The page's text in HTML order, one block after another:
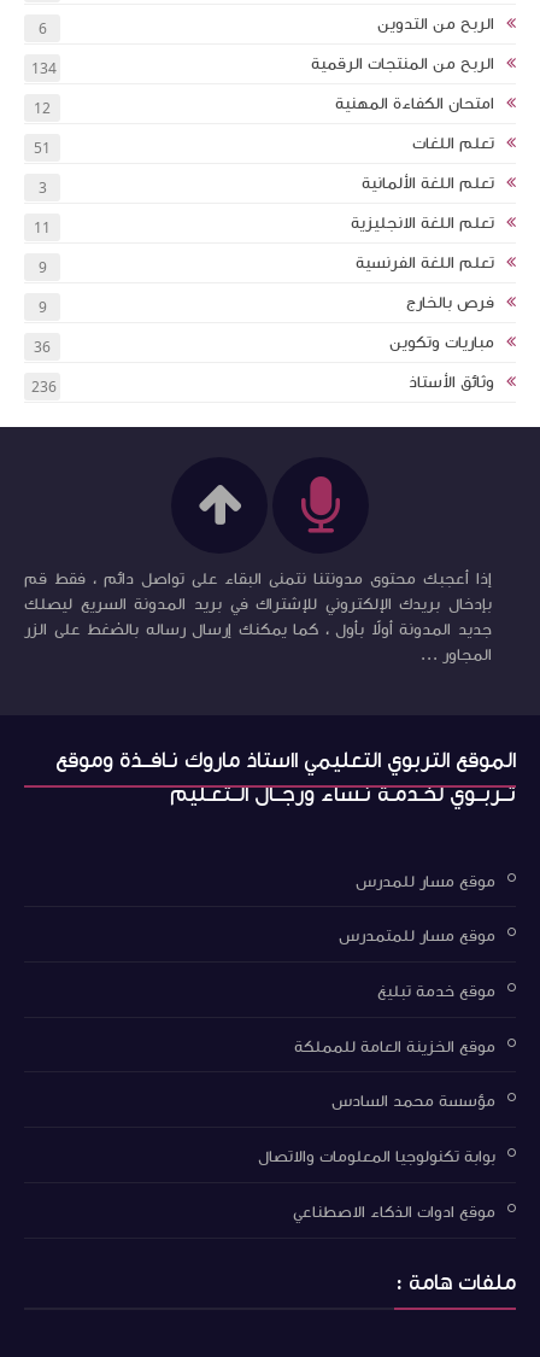
الربح من التدوين 6
الربح من المنتجات الرقمية 134
امتحان الكفاءة المهنية 12
تعلم اللغات 51
تعلم اللغة الألمانية 3
تعلم اللغة الانجليزية 11
تعلم اللغة الفرنسية 9
فرص بالخارج 9
مباريات وتكوين 36
وثائق الأستاذ 236
إذا أعجبك محتوى مدونتنا نتمنى البقاء على تواصل دائم ، فقط قم
بإدخال بريدك الإلكتروني للإشتراك في بريد المدونة السريع ليصلك
جديد المدونة أولاً بأول ، كما يمكنك إرسال رساله بالضغط على الزر
المجاور ...
الموقع التربوي التعليمي ااستاذ ماروك نـافــذة وموقع
تــربــوي لخـدمـة نـساء ورجــال الــتعـليم
موقع مسار للمدرس
موقع مسار للمتمدرس
موقع خدمة تبليغ
موقع الخزينة العامة للمملكة
مؤسسة محمد السادس
بوابة تكنولوجيا المعلومات والاتصال
موقع ادوات الذكاء الاصطناعي
ملفات هامة :